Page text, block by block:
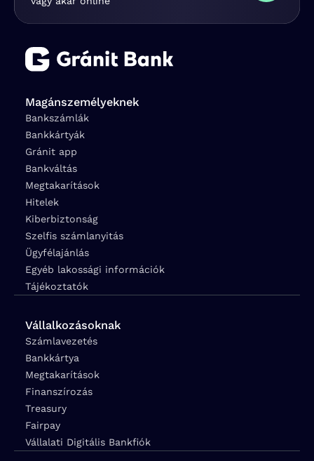
Magánszemélyeknek
Bankszámlák
Bankkártyák
Gránit app
Bankváltás
Megtakarítások
Hitelek
Kiberbiztonság
Szelfis számlanyitás
Ügyfélajánlás
Egyéb lakossági információk
Tájékoztatók
Vállalkozásoknak
Számlavezetés
Bankkártya
Megtakarítások
Finanszírozás
Treasury
Fairpay
Vállalati Digitális Bankfiók